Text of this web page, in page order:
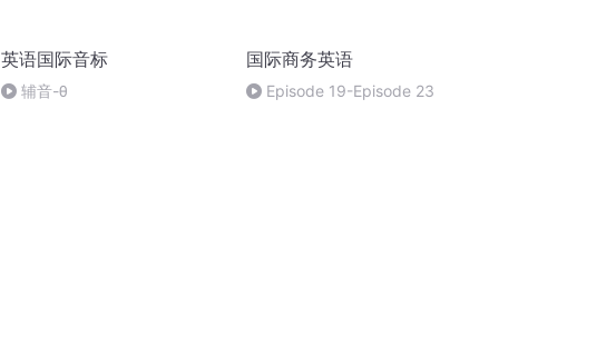
英语国际音标
辅音-θ
国际商务英语
Episode 19-Episode 23